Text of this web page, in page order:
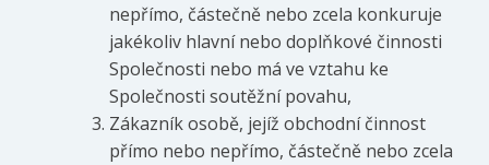
nepřímo, částečně nebo zcela konkuruje
jakékoliv hlavní nebo doplňkové činnosti
Společnosti nebo má ve vztahu ke
Společnosti soutěžní povahu,
Zákazník osobě, jejíž obchodní činnost
přímo nebo nepřímo, částečně nebo zcela